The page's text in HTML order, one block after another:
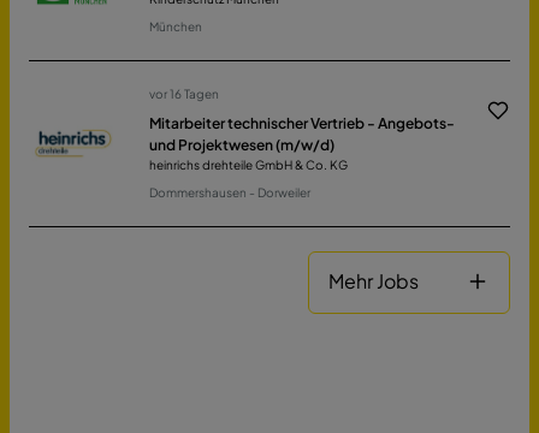
München
vor 16 Tagen
Mitarbeiter technischer Vertrieb - Angebots-
und Projektwesen (m/w/d)
heinrichs drehteile GmbH & Co. KG
Dommershausen - Dorweiler
Mehr Jobs